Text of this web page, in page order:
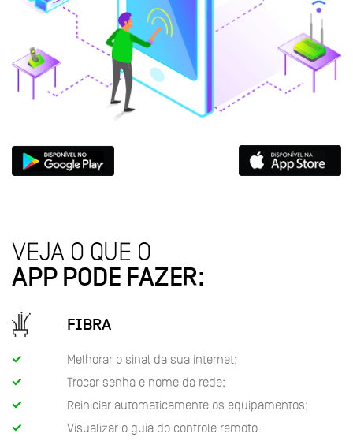
VEJA O QUE O
APP PODE FAZER:
FIBRA
Melhorar o sinal da sua internet;
Trocar senha e nome da rede;
Reiniciar automaticamente os equipamentos;
Visualizar o guia do controle remoto.